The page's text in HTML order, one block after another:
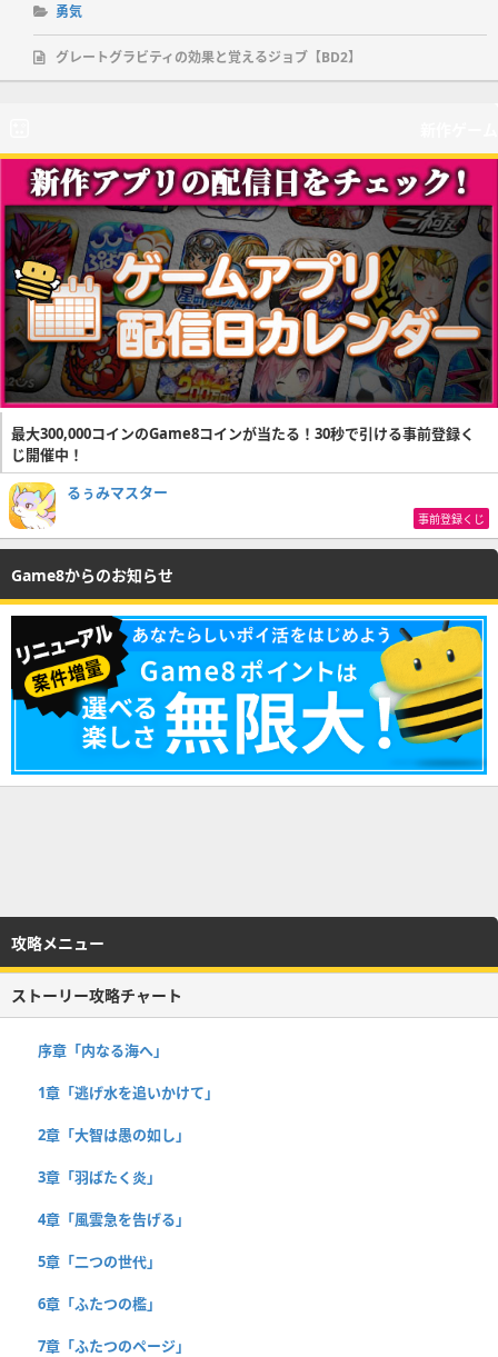
勇気
グレートグラビティの効果と覚えるジョブ【BD2】
最大300,000コインのGame8コインが当たる！30秒で引ける事前登録く
じ開催中！
るぅみマスター
事前登録くじ
Game8からのお知らせ
攻略メニュー
ストーリー攻略チャート
序章「内なる海へ」
1章「逃げ水を追いかけて」
2章「大智は愚の如し」
3章「羽ばたく炎」
4章「風雲急を告げる」
5章「二つの世代」
6章「ふたつの檻」
7章「ふたつのページ」